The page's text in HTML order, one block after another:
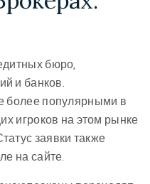
бюро,
и банков.
более популярными в
игроков на этом рынке
заявки также
на сайте.